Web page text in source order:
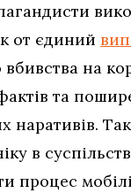
от єдиний
на
та
наративів.
в
процес